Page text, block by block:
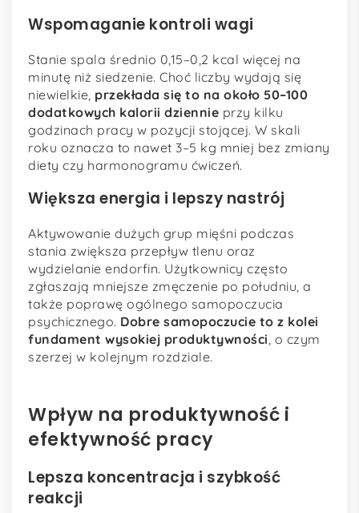
Wspomaganie kontroli wagi
Stanie spala średnio 0,15–0,2 kcal więcej na
minutę niż siedzenie. Choć liczby wydają się
niewielkie, przekłada się to na około 50–100
dodatkowych kalorii dziennie przy kilku
godzinach pracy w pozycji stojącej. W skali
roku oznacza to nawet 3–5 kg mniej bez zmiany
diety czy harmonogramu ćwiczeń.
Większa energia i lepszy nastrój
Aktywowanie dużych grup mięśni podczas
stania zwiększa przepływ tlenu oraz
wydzielanie endorfin. Użytkownicy często
zgłaszają mniejsze zmęczenie po południu, a
także poprawę ogólnego samopoczucia
psychicznego. Dobre samopoczucie to z kolei
fundament wysokiej produktywności, o czym
szerzej w kolejnym rozdziale.
Wpływ na produktywność i
efektywność pracy
Lepsza koncentracja i szybkość
reakcji